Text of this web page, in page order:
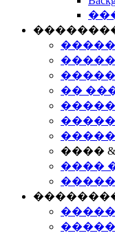
��
����
����